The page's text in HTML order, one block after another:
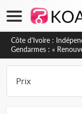
Sierra Leone : Un
gestation, points clés